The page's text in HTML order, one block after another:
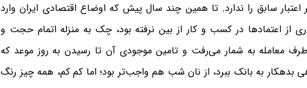
سابق را ندارد. تا همین چند سال پیش که اوضاع اقتصادی ایران وارد
از اعتمادها در کسب و کار از بین نرفته بود، چک به منزله اتمام حجت و
معامله به شمار می‌رفت و تامین موجودی آن تا رسیدن به روز موعد که
بدهکار به بانک ببرد، از نان شب هم واجب‌تر بود؛ اما کم کم، همه چیز رنگ